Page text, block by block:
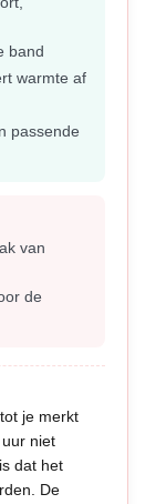
band
warmte af
passende
van
de
je merkt
niet
dat het
De